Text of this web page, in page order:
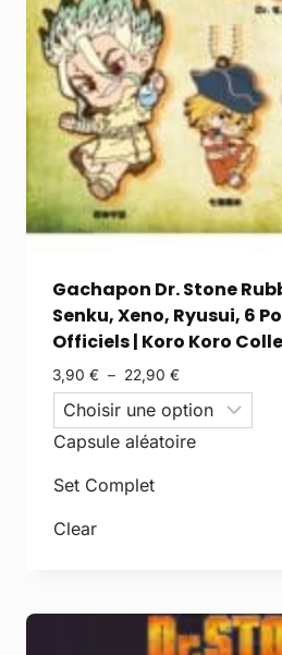
Gachapon Dr. Stone
Senku, Xeno, Ryusui, 6
Officiels | Koro Koro
3,90 € – 22,90 €
Capsule aléatoire
Set Complet
Clear